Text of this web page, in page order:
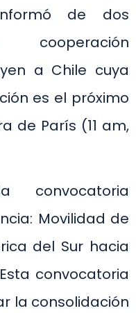
de dos
cooperación
a Chile cuya
es el próximo
de París (11 am,
Movilidad de
del Sur hacia
convocatoria
la consolidación